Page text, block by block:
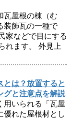
瓦屋根の棟（む
装飾瓦の一種で
家などで目にする
れます。 外見上
とは？放置すると
グと注意点を解説
用いられる「瓦屋
優れた屋根材とし